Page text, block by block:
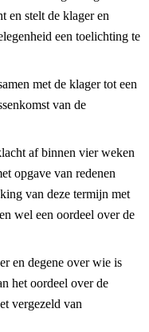
en stelt de klager en
een toelichting te
met de klager tot een
van de
af binnen vier weken
opgave van redenen
van deze termijn met
wel een oordeel over de
en degene over wie is
het oordeel over de
vergezeld van